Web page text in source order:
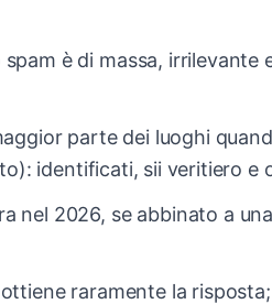
spam è di massa,
parte dei luoghi
identificati, sii veritiero e
nel 2026, se abbinato a
raramente la